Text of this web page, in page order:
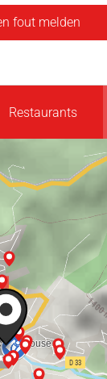
fout melden
Restaurants